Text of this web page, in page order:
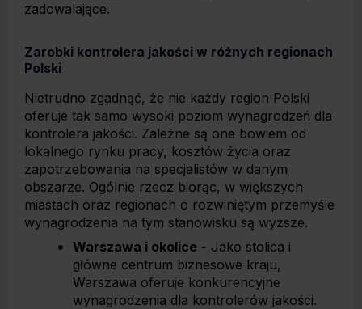
zadowalające.
Zarobki kontrolera jakości w różnych regionach
Polski
Nietrudno zgadnąć, że nie każdy region Polski
oferuje tak samo wysoki poziom wynagrodzeń dla
kontrolera jakości. Zależne są one bowiem od
lokalnego rynku pracy, kosztów życia oraz
zapotrzebowania na specjalistów w danym
obszarze. Ogólnie rzecz biorąc, w większych
miastach oraz regionach o rozwiniętym przemyśle
wynagrodzenia na tym stanowisku są wyższe.
Warszawa i okolice - Jako stolica i
główne centrum biznesowe kraju,
Warszawa oferuje konkurencyjne
wynagrodzenia dla kontrolerów jakości.